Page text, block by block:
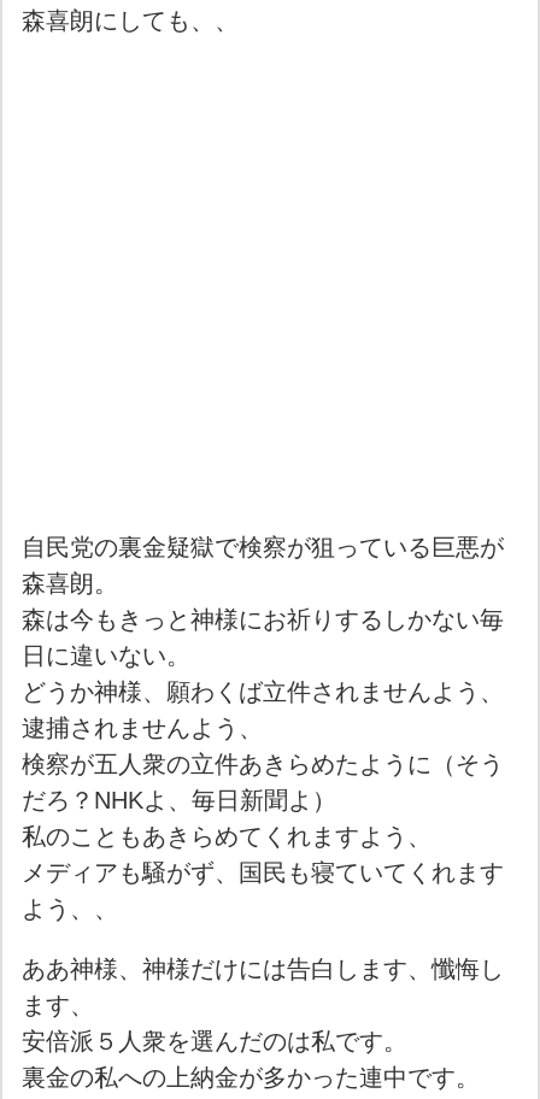
森喜朗にしても、、
自民党の裏金疑獄で検察が狙っている巨悪が
森喜朗。
森は今もきっと神様にお祈りするしかない毎
日に違いない。
どうか神様、願わくば立件されませんよう、
逮捕されませんよう、
検察が五人衆の立件あきらめたように（そう
だろ？NHKよ、毎日新聞よ）
私のこともあきらめてくれますよう、
メディアも騒がず、国民も寝ていてくれます
よう、、
ああ神様、神様だけには告白します、懺悔し
ます、
安倍派５人衆を選んだのは私です。
裏金の私への上納金が多かった連中です。